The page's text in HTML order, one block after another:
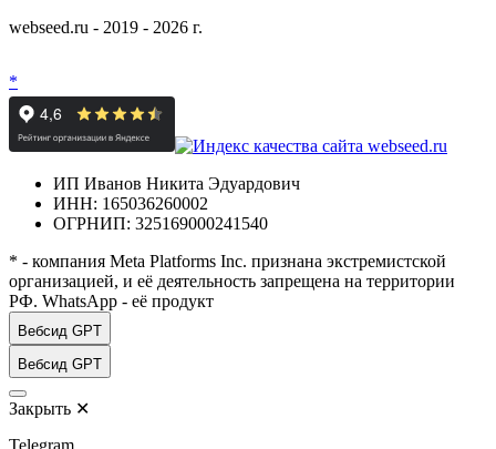
webseed.ru - 2019 - 2026 г.
*
ИП Иванов Никита Эдуардович
ИНН: 165036260002
ОГРНИП: 325169000241540
* - компания Meta Platforms Inc. признана экстремистской
организацией, и её деятельность запрещена на территории
РФ. WhatsApp - её продукт
Вебсид GPT
Вебсид GPT
Закрыть ✕
Telegram